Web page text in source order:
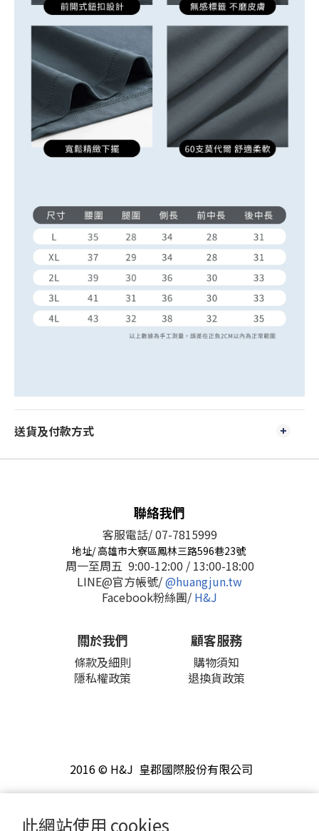
此網站使用 cookies
送貨及付款方式
聯絡我們
客服電話/ 07-7815999
地址/ 高雄市大寮區鳳林三路596巷23號
周一至周五 9:00-12:00 / 13:00-18:00
LINE@官方帳號/@huangjun.tw
Facebook粉絲團/ H&J
關於我們
條款及細則
隱私權政策
顧客服務
購物須知
退換貨政策
2016 © H&J 皇郡國際股份有限公司